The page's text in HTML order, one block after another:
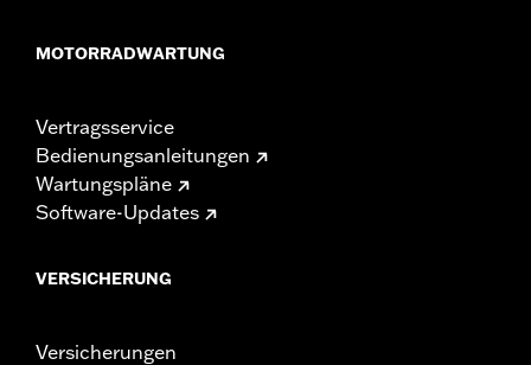
MOTORRADWARTUNG
Vertragsservice
Bedienungsanleitungen
Wartungspläne
Software-Updates
VERSICHERUNG
Versicherungen